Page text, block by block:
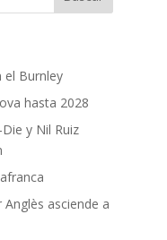
el Burnley
hasta 2028
y Nil Ruiz
asciende a